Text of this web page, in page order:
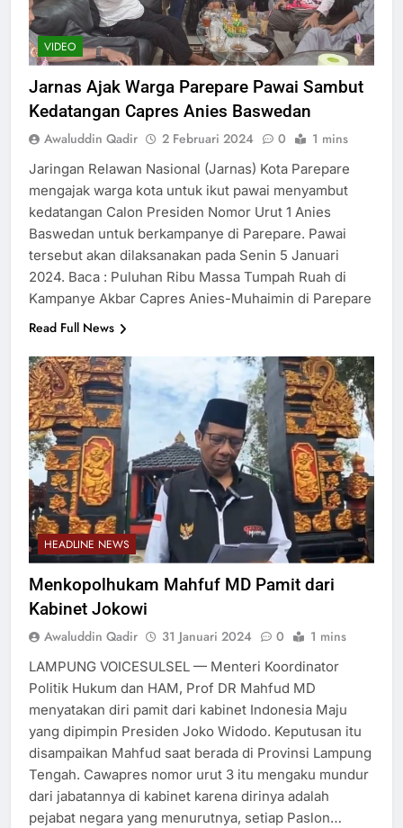
VIDEO
Jarnas Ajak Warga Parepare Pawai Sambut
Kedatangan Capres Anies Baswedan
Awaluddin Qadir 2 Februari 2024 0 1 mins
Jaringan Relawan Nasional (Jarnas) Kota Parepare
mengajak warga kota untuk ikut pawai menyambut
kedatangan Calon Presiden Nomor Urut 1 Anies
Baswedan untuk berkampanye di Parepare. Pawai
tersebut akan dilaksanakan pada Senin 5 Januari
2024. Baca : Puluhan Ribu Massa Tumpah Ruah di
Kampanye Akbar Capres Anies-Muhaimin di Parepare
Read Full News
HEADLINE NEWS
Menkopolhukam Mahfuf MD Pamit dari
Kabinet Jokowi
Awaluddin Qadir 31 Januari 2024 0 1 mins
LAMPUNG VOICESULSEL — Menteri Koordinator
Politik Hukum dan HAM, Prof DR Mahfud MD
menyatakan diri pamit dari kabinet Indonesia Maju
yang dipimpin Presiden Joko Widodo. Keputusan itu
disampaikan Mahfud saat berada di Provinsi Lampung
Tengah. Cawapres nomor urut 3 itu mengaku mundur
dari jabatannya di kabinet karena dirinya adalah
pejabat negara yang menurutnya, setiap Paslon…